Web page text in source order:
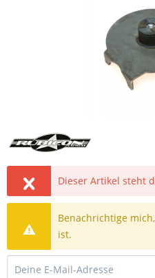
Dieser Artikel steht
Benachrichtige
ist.